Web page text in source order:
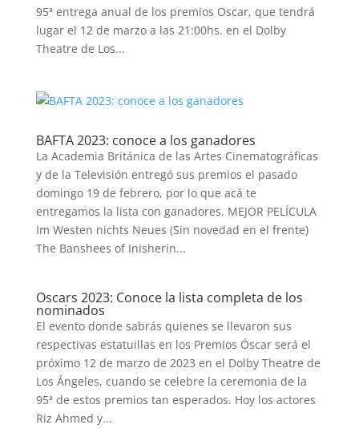
95ª entrega anual de los premios Oscar, que tendrá
lugar el 12 de marzo a las 21:00hs. en el Dolby
Theatre de Los...
BAFTA 2023: conoce a los ganadores
La Academia Británica de las Artes Cinematográficas
y de la Televisión entregó sus premios el pasado
domingo 19 de febrero, por lo que acá te
entregamos la lista con ganadores. MEJOR PELÍCULA
Im Westen nichts Neues (Sin novedad en el frente)
The Banshees of Inisherin...
Oscars 2023: Conoce la lista completa de los
nominados
El evento donde sabrás quienes se llevaron sus
respectivas estatuillas en los Premios Óscar será el
próximo 12 de marzo de 2023 en el Dolby Theatre de
Los Ángeles, cuando se celebre la ceremonia de la
95ª de estos premios tan esperados. Hoy los actores
Riz Ahmed y...